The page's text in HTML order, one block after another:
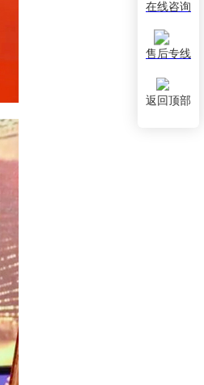
在线咨询
售后专线
返回顶部